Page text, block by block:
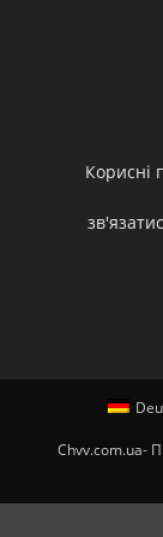
Корисні
Chvv.com.ua-